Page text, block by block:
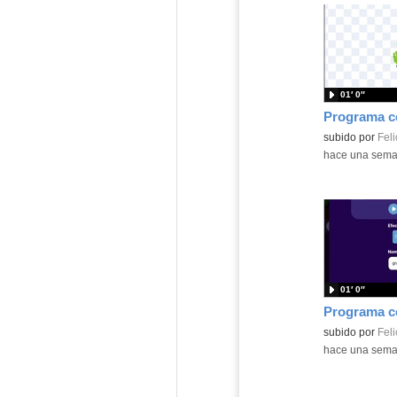
Contenido
subido por
01′ 0″
-hace una
Contenido
subido por
01′ 0″
-hace una